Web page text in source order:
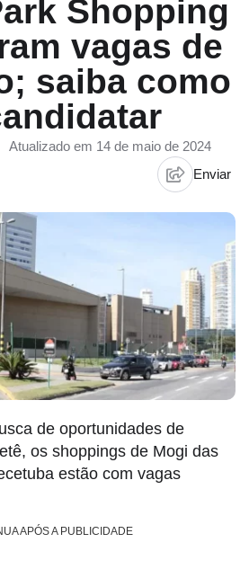
Shopping
vagas de
saiba como
Atualizado em 14 de maio de 2024
Enviar
de oportunidades de
os shoppings de Mogi das
estão com vagas
APÓS A PUBLICIDADE